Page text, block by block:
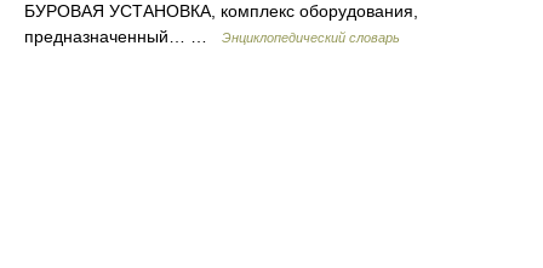
БУРОВАЯ УСТАНОВКА, комплекс оборудования,
предназначенный… …
Энциклопедический словарь